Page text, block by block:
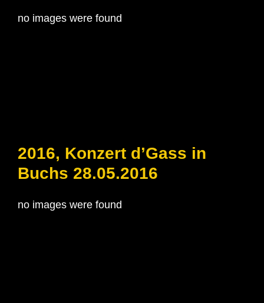
no images were found
2016, Konzert d’Gass in
Buchs 28.05.2016
no images were found